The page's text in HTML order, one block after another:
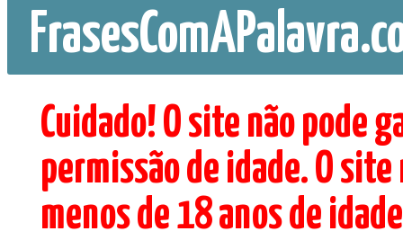
Cuidado! O site não pode
permissão de idade. O
menos de 18 anos de